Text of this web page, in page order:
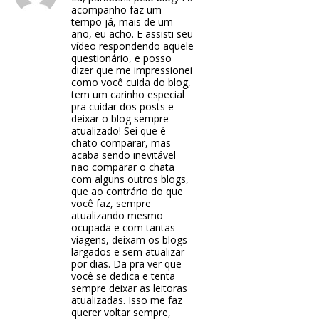
acompanho faz um
tempo já, mais de um
ano, eu acho. E assisti seu
vídeo respondendo aquele
questionário, e posso
dizer que me impressionei
como você cuida do blog,
tem um carinho especial
pra cuidar dos posts e
deixar o blog sempre
atualizado! Sei que é
chato comparar, mas
acaba sendo inevitável
não comparar o chata
com alguns outros blogs,
que ao contrário do que
você faz, sempre
atualizando mesmo
ocupada e com tantas
viagens, deixam os blogs
largados e sem atualizar
por dias. Da pra ver que
você se dedica e tenta
sempre deixar as leitoras
atualizadas. Isso me faz
querer voltar sempre,